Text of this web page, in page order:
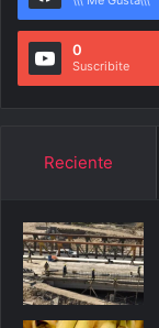
0
Suscribite
Reciente